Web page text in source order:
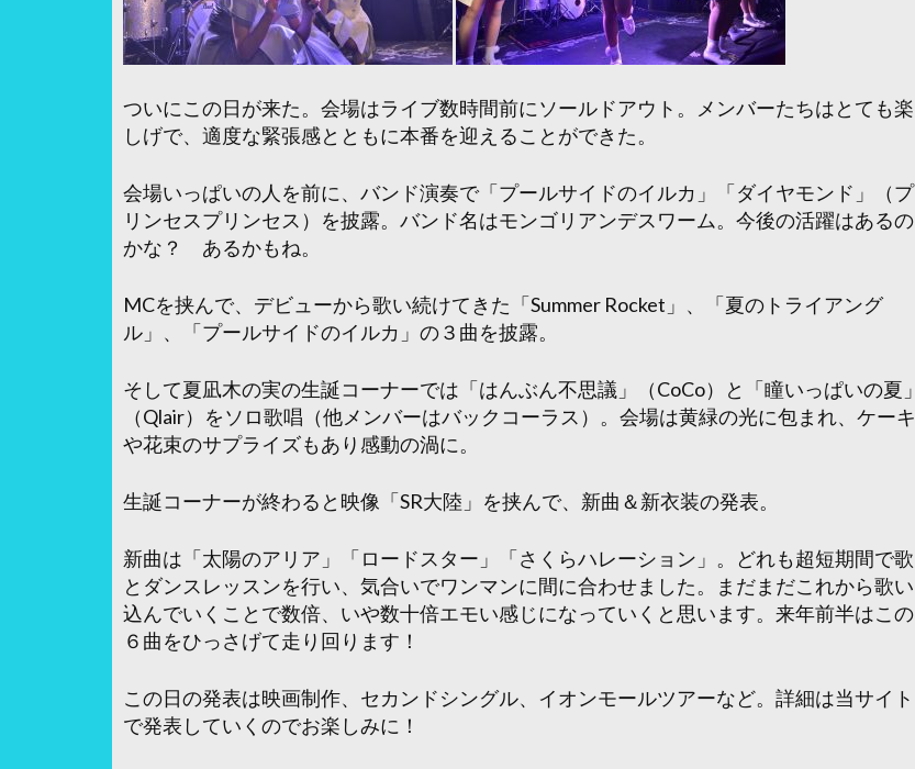
ついにこの日が来た。会場はライブ数時間前にソールドアウト。メンバーたちはとても楽
しげで、適度な緊張感とともに本番を迎えることができた。
会場いっぱいの人を前に、バンド演奏で「プールサイドのイルカ」「ダイヤモンド」（プ
リンセスプリンセス）を披露。バンド名はモンゴリアンデスワーム。今後の活躍はあるの
かな？ あるかもね。
MCを挟んで、デビューから歌い続けてきた「Summer Rocket」、「夏のトライアング
ル」、「プールサイドのイルカ」の３曲を披露。
そして夏凪木の実の生誕コーナーでは「はんぶん不思議」（CoCo）と「瞳いっぱいの夏」
（Qlair）をソロ歌唱（他メンバーはバックコーラス）。会場は黄緑の光に包まれ、ケーキ
や花束のサプライズもあり感動の渦に。
生誕コーナーが終わると映像「SR大陸」を挟んで、新曲＆新衣装の発表。
新曲は「太陽のアリア」「ロードスター」「さくらハレーション」。どれも超短期間で歌
とダンスレッスンを行い、気合いでワンマンに間に合わせました。まだまだこれから歌い
込んでいくことで数倍、いや数十倍エモい感じになっていくと思います。来年前半はこの
６曲をひっさげて走り回ります！
この日の発表は映画制作、セカンドシングル、イオンモールツアーなど。詳細は当サイト
で発表していくのでお楽しみに！